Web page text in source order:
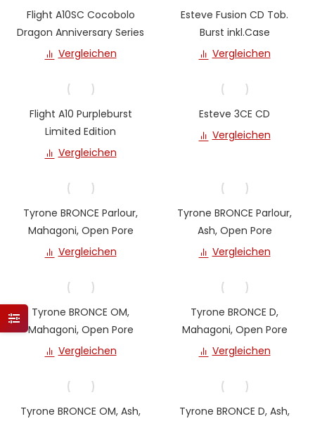
Flight A10SC Cocobolo
Dragon Anniversary Series
Vergleichen
Esteve Fusion CD Tob.
Burst inkl.Case
Vergleichen
Flight A10 Purpleburst
Limited Edition
Vergleichen
Esteve 3CE CD
Vergleichen
Tyrone BRONCE Parlour,
Mahagoni, Open Pore
Vergleichen
Tyrone BRONCE Parlour,
Ash, Open Pore
Vergleichen
Tyrone BRONCE OM,
Mahagoni, Open Pore
Vergleichen
Tyrone BRONCE D,
Mahagoni, Open Pore
Vergleichen
Tyrone BRONCE OM, Ash,
Tyrone BRONCE D, Ash,